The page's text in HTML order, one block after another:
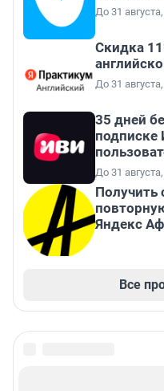
До 31
Скидка
До 31
35 дней
подписке
До 31
Получить
Яндекс
Все